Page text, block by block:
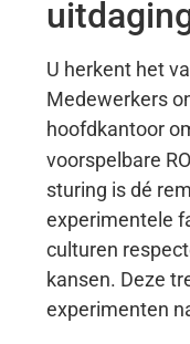
U herkent het
Medewerkers
hoofdkantoor
voorspelbare
sturing is dé
experimentele
culturen
kansen. Deze
experimenten